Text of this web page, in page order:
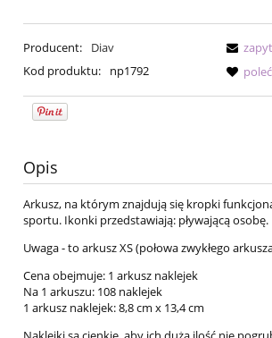
Producent:
Diav
Kod produktu:
np1792
Opis
Arkusz, na którym znajdują się kropki
sportu. Ikonki przedstawiają: pływającą osobę.
Uwaga - to arkusz XS (połowa zwykłego
Cena obejmuje: 1 arkusz naklejek
Na 1 arkuszu: 108 naklejek
1 arkusz naklejek: 8,8 cm x 13,4 cm